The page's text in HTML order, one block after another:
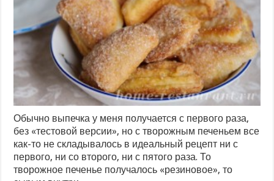
Обычно выпечка у меня получается с первого раза,
без «тестовой версии», но с творожным печеньем все
как-то не складывалось в идеальный рецепт ни с
первого, ни со второго, ни с пятого раза. То
творожное печенье получалось «резиновое», то